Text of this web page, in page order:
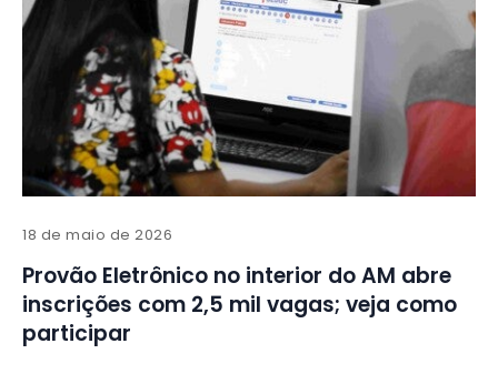
18 de maio de 2026
Provão Eletrônico no interior do AM abre
inscrições com 2,5 mil vagas; veja como
participar